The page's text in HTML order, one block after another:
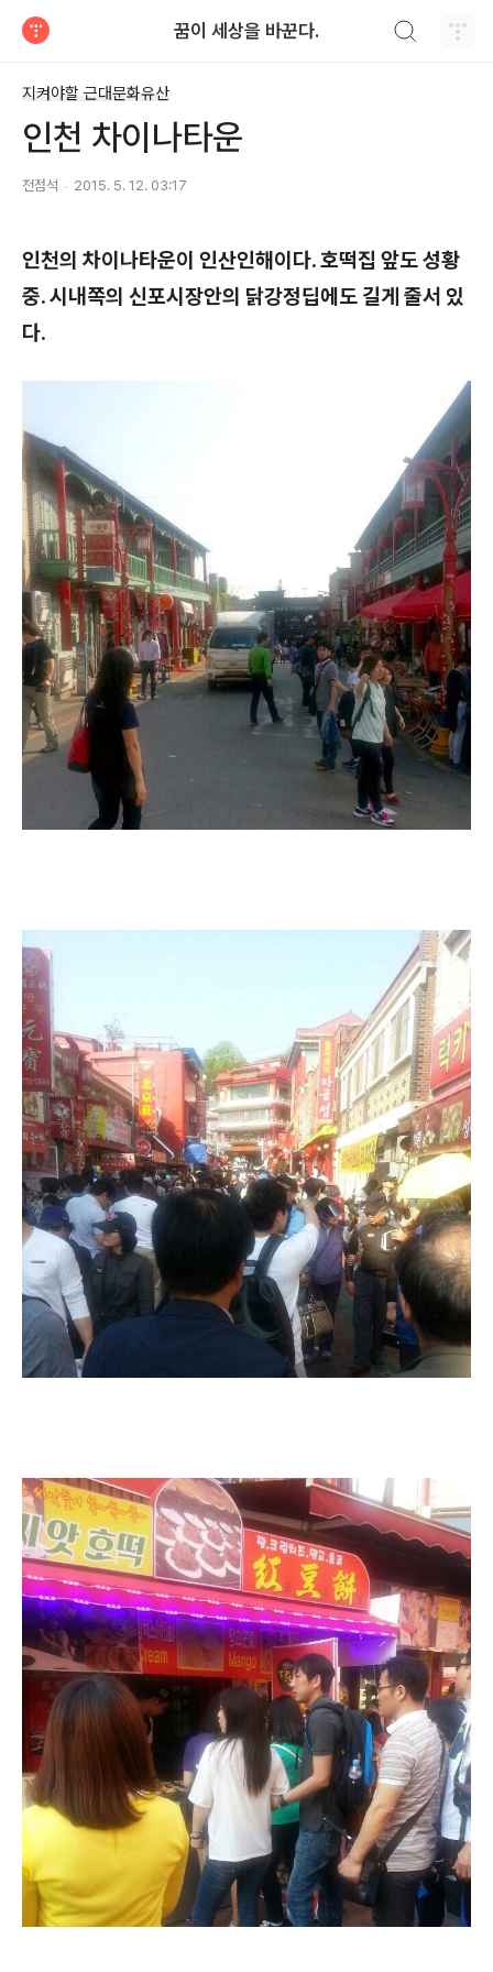
꿈이 세상을 바꾼다.
지켜야할 근대문화유산
인천 차이나타운
전점석 2015. 5. 12. 03:17
인천의 차이나타운이 인산인해이다. 호떡집 앞도 성황
중. 시내쪽의 신포시장안의 닭강정딥에도 길게 줄서 있
다. ​